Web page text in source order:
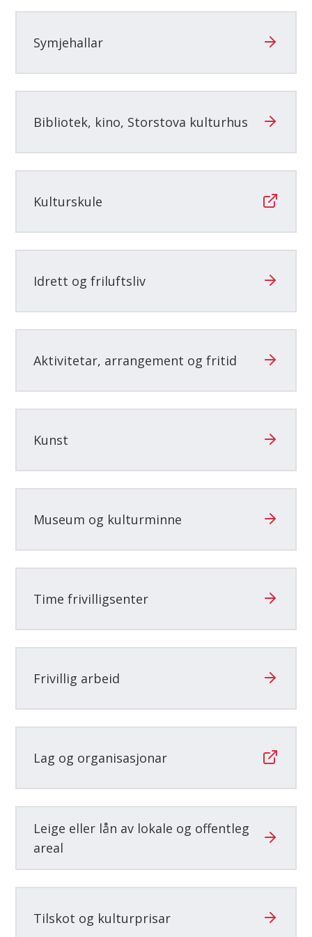
her:
Symjehallar
Bibliotek, kino, Storstova kulturhus
Kulturskule
Idrett og friluftsliv
Aktivitetar, arrangement og fritid
Kunst
Museum og kulturminne
Time frivilligsenter
Frivillig arbeid
Lag og organisasjonar
Leige eller lån av lokale og offentleg
areal
Tilskot og kulturprisar